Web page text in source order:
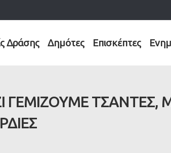
Δράσης Δημότες Επισκέπτες
ΓΕΜΙΖΟΥΜΕ ΤΣΑΝΤΕΣ,